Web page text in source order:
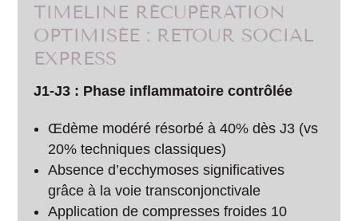
TIMELINE RÉCUPÉRATION
OPTIMISÉE : RETOUR SOCIAL
EXPRESS
J1-J3 : Phase inflammatoire contrôlée
Œdème modéré résorbé à 40% dès J3 (vs
20% techniques classiques)
Absence d’ecchymoses significatives
grâce à la voie transconjonctivale
Application de compresses froides 10